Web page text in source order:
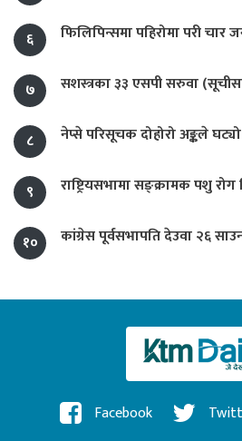
६ फिलिपिन्समा पहिरोमा परी चार
७ सशस्त्रका ३३ एसपी सरुवा
८ नेप्से परिसूचक दोहोरो अङ्कले घट्यो
९ राष्ट्रियसभामा सङ्क्रामक पशु
१० कांग्रेस पूर्वसभापति देउवा २६
Facebook